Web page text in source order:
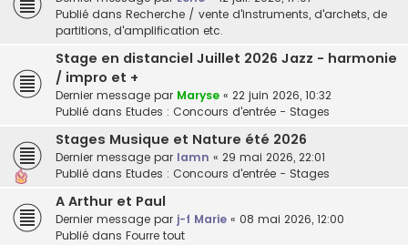
r
Publié dans Recherche / vente d'instruments, d'archets, de
partitions, d'amplification etc.
Stage en distanciel Juillet 2026 Jazz - harmonie
/ impro et +
Dernier message par Maryse « 22 juin 2026, 10:32
Publié dans Etudes : Concours d'entrée - Stages
Stages Musique et Nature été 2026
Dernier message par lamn « 29 mai 2026, 22:01
Publié dans Etudes : Concours d'entrée - Stages
A Arthur et Paul
Dernier message par j-f Marie « 08 mai 2026, 12:00
Publié dans Fourre tout